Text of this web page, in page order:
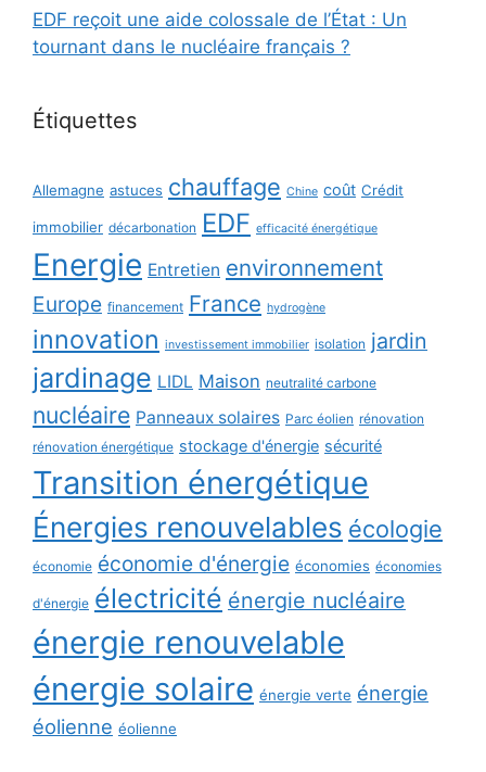
EDF reçoit une aide colossale de l’État : Un
tournant dans le nucléaire français ?
Étiquettes
Allemagne astuces chauffage Chine coût Crédit
immobilier décarbonation EDF efficacité énergétique
Energie Entretien environnement
Europe financement France hydrogène
innovation investissement immobilier isolation jardin
jardinage LIDL Maison neutralité carbone
nucléaire Panneaux solaires Parc éolien rénovation
rénovation énergétique stockage d'énergie sécurité
Transition énergétique
Énergies renouvelables écologie
économie économie d'énergie économies économies
d'énergie électricité énergie nucléaire
énergie renouvelable
énergie solaire énergie verte énergie
éolienne éolienne